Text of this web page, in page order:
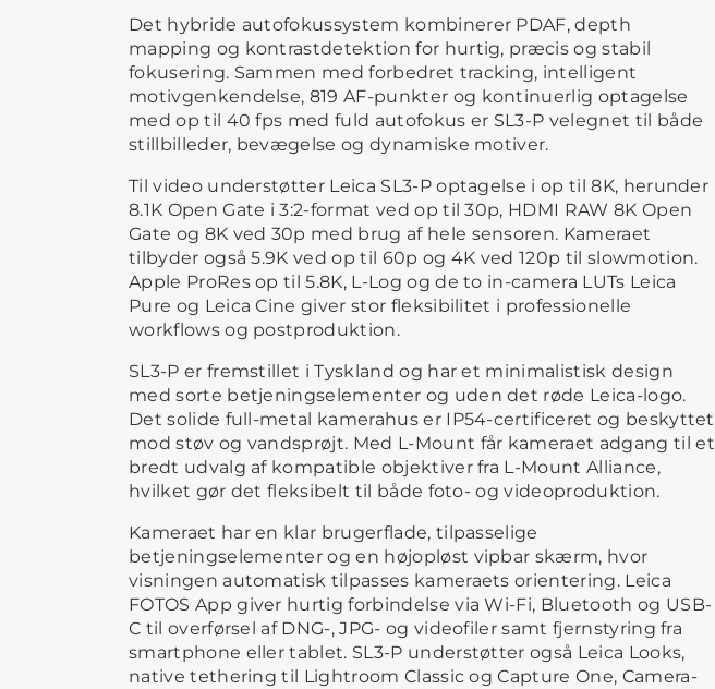
Det hybride autofokussystem kombinerer PDAF, depth
mapping og kontrastdetektion for hurtig, præcis og stabil
fokusering. Sammen med forbedret tracking, intelligent
motivgenkendelse, 819 AF-punkter og kontinuerlig optagelse
med op til 40 fps med fuld autofokus er SL3-P velegnet til både
stillbilleder, bevægelse og dynamiske motiver.
Til video understøtter Leica SL3-P optagelse i op til 8K, herunder
8.1K Open Gate i 3:2-format ved op til 30p, HDMI RAW 8K Open
Gate og 8K ved 30p med brug af hele sensoren. Kameraet
tilbyder også 5.9K ved op til 60p og 4K ved 120p til slowmotion.
Apple ProRes op til 5.8K, L-Log og de to in-camera LUTs Leica
Pure og Leica Cine giver stor fleksibilitet i professionelle
workflows og postproduktion.
SL3-P er fremstillet i Tyskland og har et minimalistisk design
med sorte betjeningselementer og uden det røde Leica-logo.
Det solide full-metal kamerahus er IP54-certificeret og beskyttet
mod støv og vandsprøjt. Med L-Mount får kameraet adgang til et
bredt udvalg af kompatible objektiver fra L-Mount Alliance,
hvilket gør det fleksibelt til både foto- og videoproduktion.
Kameraet har en klar brugerflade, tilpasselige
betjeningselementer og en højopløst vipbar skærm, hvor
visningen automatisk tilpasses kameraets orientering. Leica
FOTOS App giver hurtig forbindelse via Wi-Fi, Bluetooth og USB-
C til overførsel af DNG-, JPG- og videofiler samt fjernstyring fra
smartphone eller tablet. SL3-P understøtter også Leica Looks,
native tethering til Lightroom Classic og Capture One, Camera-